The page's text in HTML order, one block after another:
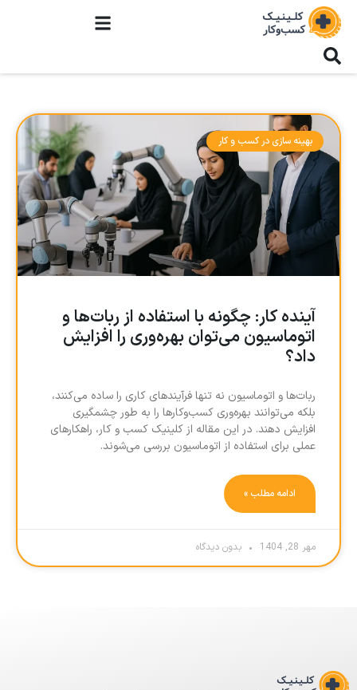
بهینه سازی در کسب و کار
آینده کار: چگونه با استفاده از ربات‌ها و
اتوماسیون می‌توان بهره‌وری را افزایش
داد؟
ربات‌ها و اتوماسیون نه تنها فرآیندهای کاری را ساده می‌کنند،
بلکه می‌توانند بهره‌وری کسب‌وکارها را به طور چشمگیری
افزایش دهند. در این مقاله از کلینیک کسب و کار، راهکارهای
عملی برای استفاده از اتوماسیون بررسی می‌شوند.
ادامه مطلب »
مهر 28, 1404 بدون دیدگاه